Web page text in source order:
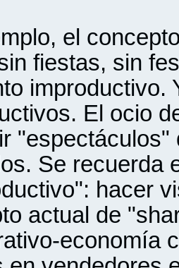
el
fiestas, sin
improductivo.
El ocio
Se recuerda
hacer
actual de
economía